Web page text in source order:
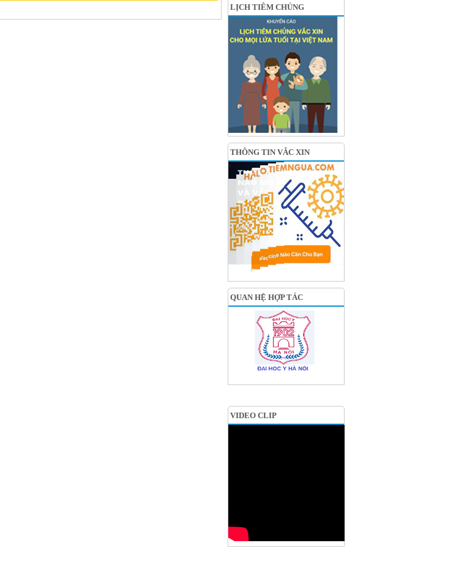
LỊCH TIÊM CHỦNG
THÔNG TIN VẮC XIN
QUAN HỆ HỢP TÁC
VIDEO CLIP